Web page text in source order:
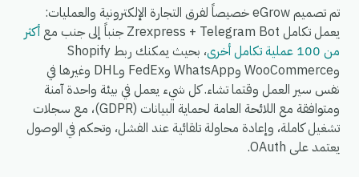
تم تصميم eGrow خصيصاً لفرق التجارة الإلكترونية والعمليات:
يعمل تكامل Zrexpress + Telegram Bot جنباً إلى جنب مع
أكثر
من 100 عملية تكامل أخرى
، بحيث يمكنك ربط Shopify
وWooCommerce وWhatsApp وFedEx وDHL وغيرها في
نفس سير العمل وقتما تشاء. كل شيء يعمل في بيئة واحدة آمنة
ومتوافقة مع اللائحة العامة لحماية البيانات (GDPR)، مع سجلات
تشغيل كاملة، وإعادة محاولة تلقائية عند الفشل، وتحكم في الوصول
يعتمد على OAuth.